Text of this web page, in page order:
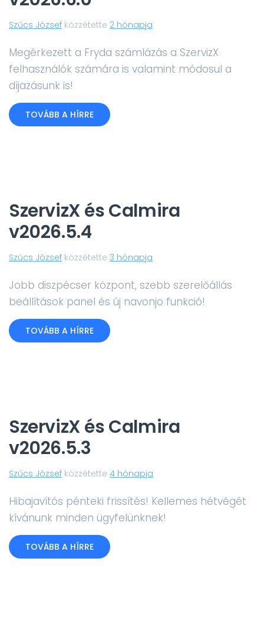
Szűcs József közzétette 2 hónapja
Megérkezett a Fryda számlázás a SzervizX
felhasználók számára is valamint módosul a
díjazásunk is!
TOVÁBB A HÍRRE
SzervizX és Calmira
v2026.5.4
Szűcs József közzétette 3 hónapja
Jobb diszpécser központ, szebb szerelőállás
beállítások panel és új navonjo funkció!
TOVÁBB A HÍRRE
SzervizX és Calmira
v2026.5.3
Szűcs József közzétette 4 hónapja
Hibajavítós pénteki frissítés! Kellemes hétvégét
kívánunk minden ügyfelünknek!
TOVÁBB A HÍRRE